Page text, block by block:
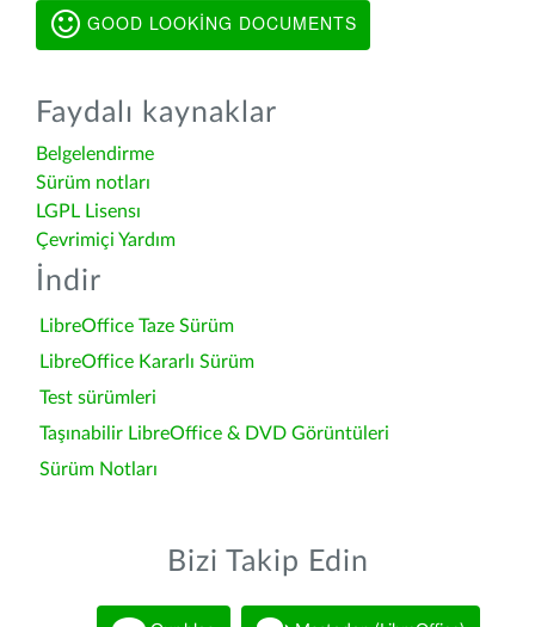
GOOD LOOKING DOCUMENTS
Faydalı kaynaklar
Belgelendirme
Sürüm notları
LGPL Lisensı
Çevrimiçi Yardım
İndir
LibreOffice Taze Sürüm
LibreOffice Kararlı Sürüm
Test sürümleri
Taşınabilir LibreOffice & DVD Görüntüleri
Sürüm Notları
Bizi Takip Edin